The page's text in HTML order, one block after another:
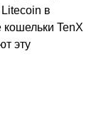
в
TenX
эту